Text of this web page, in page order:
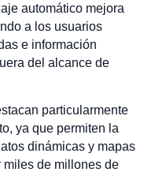
automático mejora
a los usuarios
e información
del alcance de
particularmente
ya que permiten la
dinámicas y mapas
miles de millones de